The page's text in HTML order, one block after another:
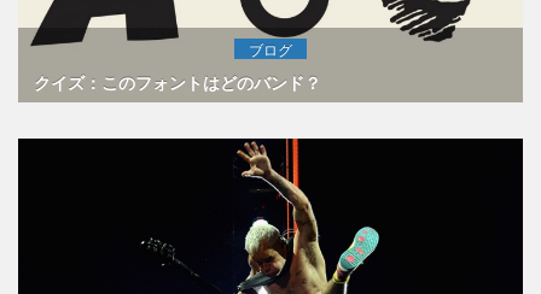
ブログ
クイズ：このフォントはどのバンド？